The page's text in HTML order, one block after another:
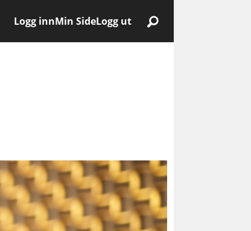
Logg innMin SideLogg ut